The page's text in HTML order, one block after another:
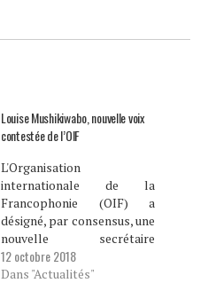
Louise Mushikiwabo, nouvelle voix
contestée de l’OIF
L'Organisation
internationale de la
Francophonie (OIF) a
désigné, par consensus, une
nouvelle secrétaire
générale, en replacement à
Michaelle Jean qui vient de
12 octobre 2018
Dans "Actualités"